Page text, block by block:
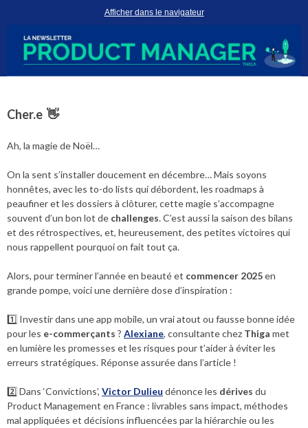
Afficher dans le navigateur
Cher.e 👋
Ah, la magie de Noël…
On la sent s’installer doucement en décembre… Mais soyons
honnêtes, avec les to-do lists qui débordent, les roadmaps à
peaufiner et les dossiers à clôturer, cette magie s’accompagne
souvent d’un bon lot de challenges. C’est aussi la saison des bilans
et des rétrospectives, et, heureusement, des petites victoires qui
nous rappellent pourquoi on fait tout ça.
Alors, pour terminer l’année en beauté et commencer 2025en
grande pompe, voici une dernière dose d’inspiration :
1️⃣ Investir dans une app mobile, un vrai atout ou fausse bonne idée
pour les e-commerçants ? Alexiane, consultante chez Thiga met
en lumière les promesses et les risques pour t’aider à éviter les
erreurs stratégiques. Réponse assurée dans l’article !
2️⃣ Dans ‘Convictions’, Victor Dulieu dénonce les dérives du
Product Management en France : livrables sans impact, méthodes
mal appliquées et décisions influencées par la hiérarchie ou les